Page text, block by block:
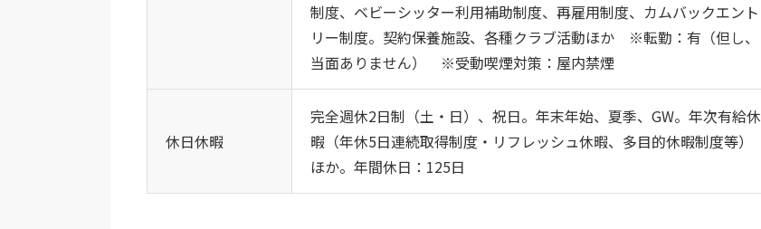
制度、ベビーシッター利用補助制度、再雇用制度、カムバックエント
リー制度。契約保養施設、各種クラブ活動ほか ※転勤：有（但し、
当面ありません） ※受動喫煙対策：屋内禁煙
休日休暇
完全週休2日制（土・日）、祝日。年末年始、夏季、GW。年次有給休
暇（年休5日連続取得制度・リフレッシュ休暇、多目的休暇制度等）
ほか。年間休日：125日